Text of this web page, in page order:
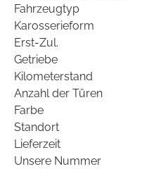
Fahrzeugtyp
Karosserieform
Erst-Zul.
Getriebe
Kilometerstand
Anzahl der Türen
Farbe
Standort
Lieferzeit
Unsere Nummer